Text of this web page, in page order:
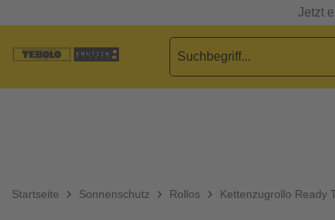
Jetzt
Startseite Sonnenschutz Rollos Kettenzugrollo Ready